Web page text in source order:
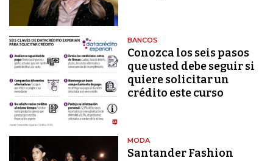
BANCOS
Conozca los seis pasos
que usted debe seguir si
quiere solicitar un
crédito este curso
MODA
Santander Fashion